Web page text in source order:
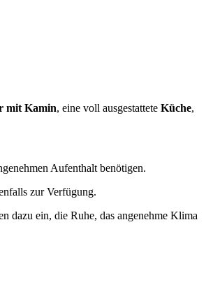
mit Kamin, eine voll ausgestattete Küche,
Aufenthalt benötigen.
zur Verfügung.
dazu ein, die Ruhe, das angenehme Klima